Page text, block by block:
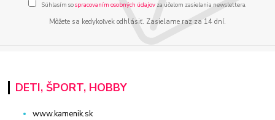
Súhlasím sospracovaním osobných údajov za účelom zasielania newslettera.
Môžete sa kedykoľvek odhlásiť. Zasielame raz za 14 dní.
DETI, ŠPORT, HOBBY
www.kamenik.sk